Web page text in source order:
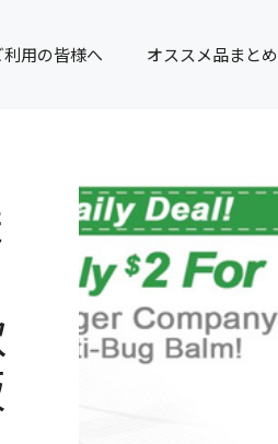
用の皆様へ オススメ品まとめ